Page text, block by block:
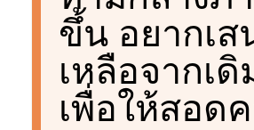
ขึ้น อยากเ
เหลือจากเ
เพื่อให้สอด